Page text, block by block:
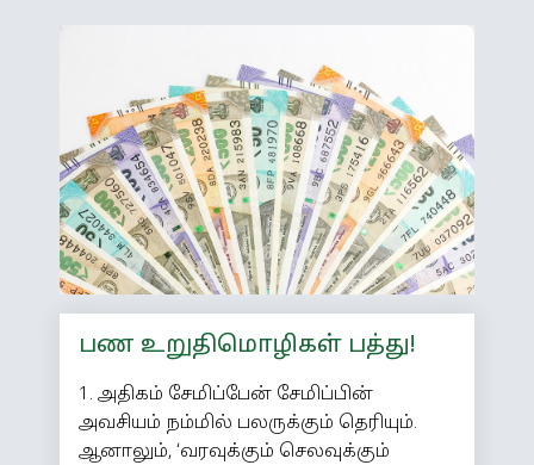
அவசரத்துக்குக் கைகொடுப்பது என்று பல
அம்சங்கள் கொண்டதாக இந்த டயட்
இருக்க வேண்டும். * புரோட்டீன்:
தசைகளைக் கட்டமைத்து உடலை நன்கு
வளர்ச்சி பெறச் செய்கிறது புரோட்டீன்.
இளமையாக இருக்கும்போது, […]
பண உறுதிமொழிகள் பத்து!
1. அதிகம் சேமிப்பேன் சேமிப்பின்
அவசியம் நம்மில் பலருக்கும் தெரியும்.
ஆனாலும், ‘வரவுக்கும் செலவுக்கும்